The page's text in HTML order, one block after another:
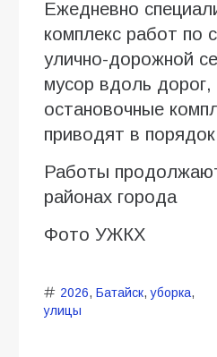
Ежедневно
комплекс работ по
улично-дорожной
мусор вдоль
остановочные
приводят в
Работы
районах города
Фото УЖКХ
2026, Батайск,уборка,
улицы